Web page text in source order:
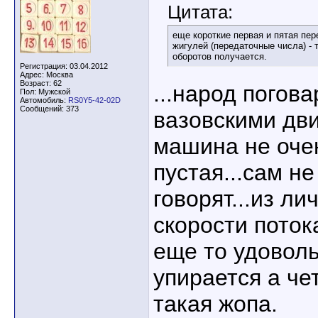
Регистрация: 03.04.2012
Адрес: Москва
Возраст: 62
Пол: Мужской
Автомобиль: RS0Y5-42-02D
Сообщений: 373
Цитата:
еще короткие первая и пятая
жигулей (передаточные числа)
оборотов получается.
...народ
вазовскими
машина не
пустая...сам
говорят...из
скорости
еще то
упирается а
такая жопа.